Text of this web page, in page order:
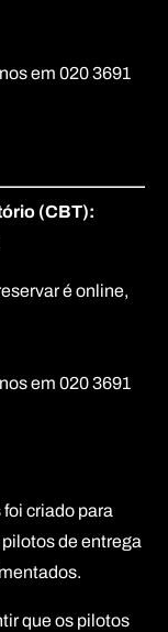
em 020 3691
(CBT):
é online,
em 020 3691
criado para
de entrega
que os pilotos